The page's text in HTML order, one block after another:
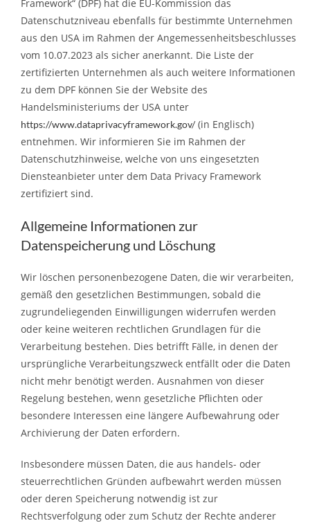
Framework“ (DPF) hat die EU-Kommission das
Datenschutzniveau ebenfalls für bestimmte Unternehmen
aus den USA im Rahmen der Angemessenheitsbeschlusses
vom 10.07.2023 als sicher anerkannt. Die Liste der
zertifizierten Unternehmen als auch weitere Informationen
zu dem DPF können Sie der Website des
Handelsministeriums der USA unter
https://www.dataprivacyframework.gov/(in Englisch)
entnehmen. Wir informieren Sie im Rahmen der
Datenschutzhinweise, welche von uns eingesetzten
Diensteanbieter unter dem Data Privacy Framework
zertifiziert sind.
Allgemeine Informationen zur
Datenspeicherung und Löschung
Wir löschen personenbezogene Daten, die wir verarbeiten,
gemäß den gesetzlichen Bestimmungen, sobald die
zugrundeliegenden Einwilligungen widerrufen werden
oder keine weiteren rechtlichen Grundlagen für die
Verarbeitung bestehen. Dies betrifft Fälle, in denen der
ursprüngliche Verarbeitungszweck entfällt oder die Daten
nicht mehr benötigt werden. Ausnahmen von dieser
Regelung bestehen, wenn gesetzliche Pflichten oder
besondere Interessen eine längere Aufbewahrung oder
Archivierung der Daten erfordern.
Insbesondere müssen Daten, die aus handels- oder
steuerrechtlichen Gründen aufbewahrt werden müssen
oder deren Speicherung notwendig ist zur
Rechtsverfolgung oder zum Schutz der Rechte anderer